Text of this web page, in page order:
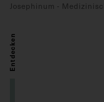
Josephinum -
Entdecken